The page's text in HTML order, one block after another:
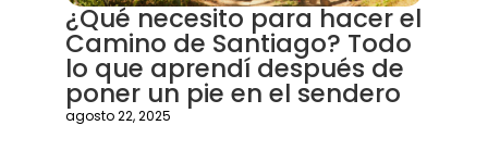
¿Qué necesito para hacer el
Camino de Santiago? Todo
lo que aprendí después de
poner un pie en el sendero
agosto 22, 2025